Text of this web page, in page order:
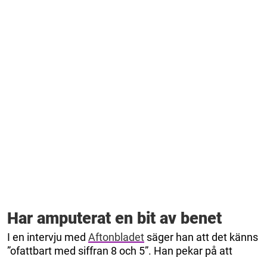
Har amputerat en bit av benet
I en intervju med Aftonbladet säger han att det känns
”ofattbart med siffran 8 och 5”. Han pekar på att